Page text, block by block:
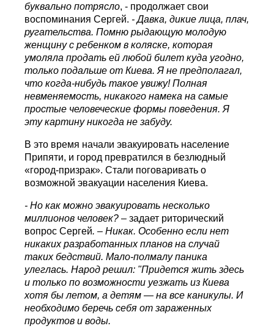
буквально потрясло, - продолжает свои
воспоминания Сергей. - Давка, дикие лица, плач,
ругательства. Помню рыдающую молодую
женщину с ребенком в коляске, которая
умоляла продать ей любой билет куда угодно,
только подальше от Киева. Я не предполагал,
что когда-нибудь такое увижу! Полная
невменяемость, никакого намека на самые
простые человеческие формы поведения. Я
эту картину никогда не забуду.
В это время начали эвакуировать население
Припяти, и город превратился в безлюдный
«город-призрак». Стали поговаривать о
возможной эвакуации населения Киева.
- Но как можно эвакуировать несколько
миллионов человек?– задает риторический
вопрос Сергей. – Никак. Особенно если нет
никаких разработанных планов на случай
таких бедствий. Мало-полмалу паника
улеглась. Народ решил: "Придется жить здесь
и только по возможности уезжать из Киева
хотя бы летом, а детям — на все каникулы. И
необходимо беречь себя от зараженных
продуктов и воды.